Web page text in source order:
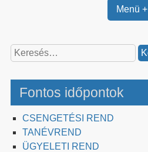
Menü +
Keresés:
Fontos időpontok
CSENGETÉSI REND
TANÉVREND
ÜGYELETI REND